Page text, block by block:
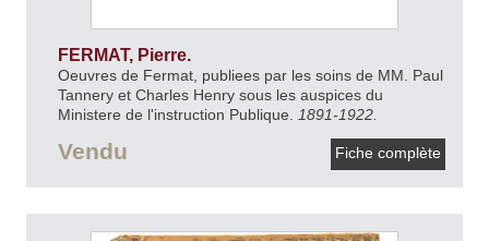
FERMAT, Pierre.
Oeuvres de Fermat, publiees par les soins de MM. Paul
Tannery et Charles Henry sous les auspices du
Ministere de l'instruction Publique. 1891-1922.
Vendu Fiche complète